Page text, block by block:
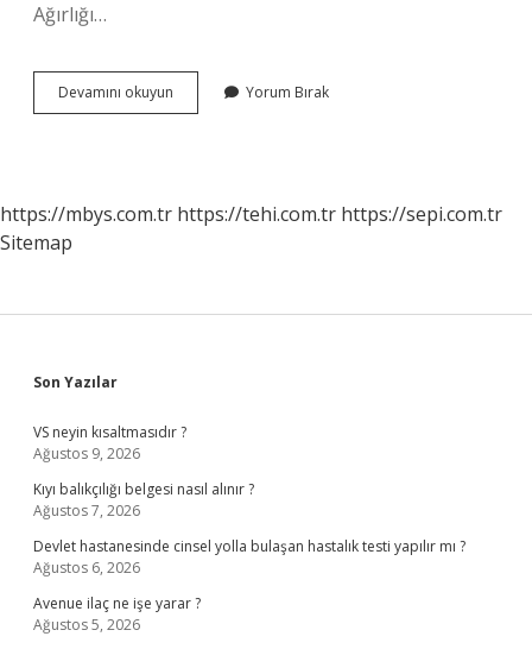
Ağırlığı…
Devamını okuyun
Miktarı
Mı
Yorum Bırak
https://mbys.com.tr https://tehi.com.tr https://sepi.com.tr
Sitemap
Sidebar
Son Yazılar
VS neyin kısaltmasıdır ?
Ağustos 9, 2026
Kıyı balıkçılığı belgesi nasıl alınır ?
Ağustos 7, 2026
Devlet hastanesinde cinsel yolla bulaşan hastalık testi yapılır mı ?
Ağustos 6, 2026
Avenue ilaç ne işe yarar ?
Ağustos 5, 2026